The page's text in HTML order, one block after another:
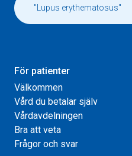
För patienter
Välkommen
Vård du betalar själv
Vårdavdelningen
Bra att veta
Frågor och svar